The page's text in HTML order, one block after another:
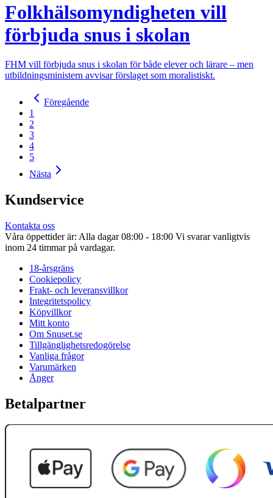
Folkhälsomyndigheten vill
förbjuda snus i skolan
FHM vill förbjuda snus i skolan för både elever och lärare – men
utbildningsministern avvisar förslaget som moralistiskt.
Föregående
1
2
3
4
5
Nästa
Kundservice
Kontakta oss
Våra öppettider är: Alla dagar 08:00 - 18:00 Vi svarar vanligtvis
inom 24 timmar på vardagar.
18-årsgräns
Cookiepolicy
Frakt- och leveransvillkor
Integritetspolicy
Köpvillkor
Mitt konto
Om Snuset.se
Tillgänglighetsredogörelse
Vanliga frågor
Varumärken
Ånger
Betalpartner